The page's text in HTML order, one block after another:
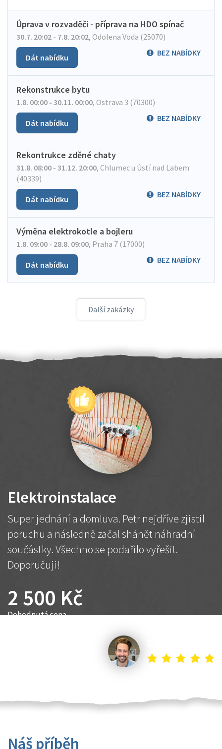
Úprava v rozvaděči - příprava na HDO spínač
30.7. 20:02 - 7.8. 20:02, Odolena Voda (25070)
BEZ NABÍDKY
Dát nabídku
Rekonstrukce bytu
1.8. 00:00 - 30.11. 00:00, Ostrava 3 (70300)
BEZ NABÍDKY
Dát nabídku
Rekontrukce zděné chaty
31.8. 08:00 - 31.12. 20:00, Chlumec u Ústí nad Labem
(40339)
BEZ NABÍDKY
Dát nabídku
Výměna elektrokotle a bojleru
1.8. 09:00 - 28.8. 09:00, Praha 7 (17000)
BEZ NABÍDKY
Dát nabídku
Další zakázky
Elektroinstalace
Super jednání a domluva. Petr nejdříve zjistil
poruchu a následně začal shánět náhradní
součástky. Všechno se podařilo vyřešit.
Doporučuji!
2 500 Kč
Dohodnutá cena
Náš příběh